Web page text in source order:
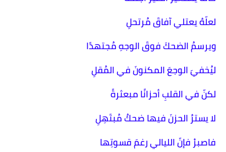
لعلّهُ يعتلي آفاقَ مُرتحلِ
ويرسمُ الضحكَ فوقَ الوجهِ مُجتهدًا
ليُخفيَ الوجعَ المكنونَ في المُقلِ
لكنّ في القلبِ أحزانًا مبعثرةً
لا يسترُ الحزنَ فيها ضحكُ مُبتَهِلِ
فاصبرْ فإنّ الليالي رغمَ قسوتِها